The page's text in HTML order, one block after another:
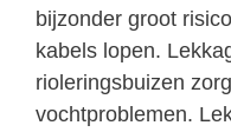
bijzonder groot
kabels lopen.
rioleringsbuizen
vochtproblemen.